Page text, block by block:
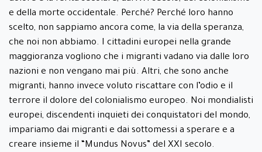
e della morte occidentale. Perché? Perché loro hanno
scelto, non sappiamo ancora come, la via della speranza,
che noi non abbiamo. I cittadini europei nella grande
maggioranza vogliono che i migranti vadano via dalle loro
nazioni e non vengano mai più. Altri, che sono anche
migranti, hanno invece voluto riscattare con l’odio e il
terrore il dolore del colonialismo europeo. Noi mondialisti
europei, discendenti inquieti dei conquistatori del mondo,
impariamo dai migranti e dai sottomessi a sperare e a
creare insieme il “Mundus Novus” del XXI secolo.